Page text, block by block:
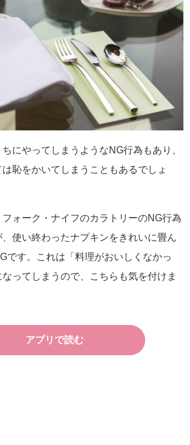
にやってしまうようなNG行為もあり、
恥をかいてしまうこともあるでしょ
フォーク・ナイフのカラトリーのNG行為
使い終わったナプキンをきれいに畳ん
です。これは「料理がおいしくなかっ
ってしまうので、こちらも気を付けま
アプリで読む